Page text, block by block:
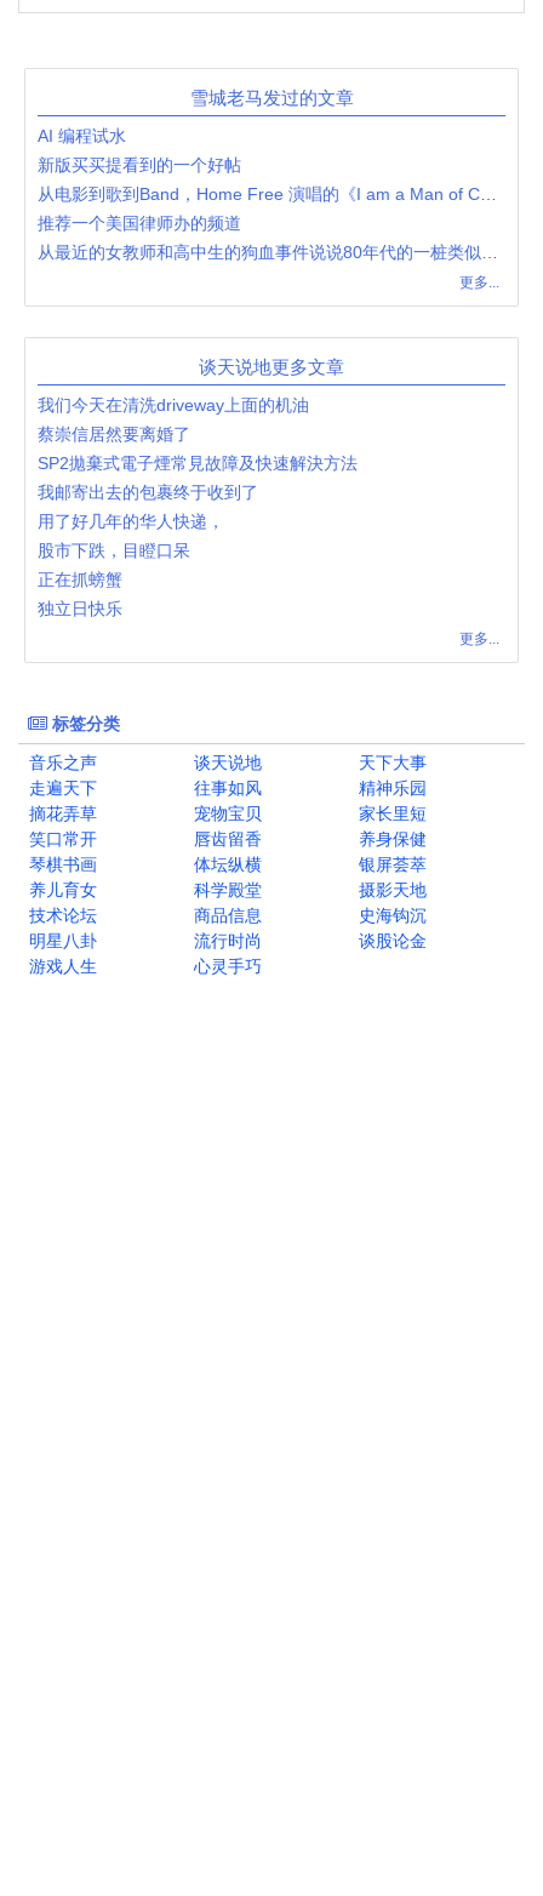
雪城老马发过的文章
AI 编程试水
新版买买提看到的一个好帖
推荐一个美国律师办的频道
更多...
谈天说地更多文章
我们今天在清洗driveway上面的机油
蔡崇信居然要离婚了
SP2拋棄式電子煙常見故障及快速解決方法
我邮寄出去的包裹终于收到了
用了好几年的华人快递，
股市下跌，目瞪口呆
正在抓螃蟹
独立日快乐
更多...
标签分类
音乐之声
谈天说地
天下大事
走遍天下
往事如风
精神乐园
摘花弄草
宠物宝贝
家长里短
笑口常开
唇齿留香
养身保健
琴棋书画
体坛纵横
银屏荟萃
养儿育女
科学殿堂
摄影天地
技术论坛
商品信息
史海钩沉
明星八卦
流行时尚
谈股论金
游戏人生
心灵手巧